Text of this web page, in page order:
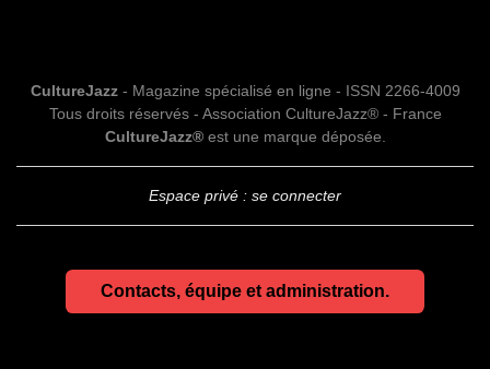
CultureJazz- Magazine spécialisé en ligne - ISSN 2266-4009
Tous droits réservés - Association CultureJazz® - France
CultureJazz®est une marque déposée.
Espace privé : se connecter
Contacts, équipe et administration.